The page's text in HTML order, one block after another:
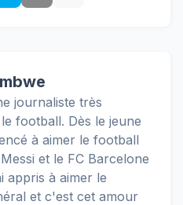
journaliste très
football. Dès le jeune
à aimer le football
et le FC Barcelone
appris à aimer le
et c'est cet amour